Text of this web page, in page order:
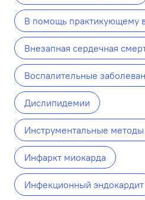
В помощь практикующему
Внезапная сердечная
Воспалительные
Дислипидемии
Инструментальные
Инфаркт миокарда
Инфекционный эндокардит